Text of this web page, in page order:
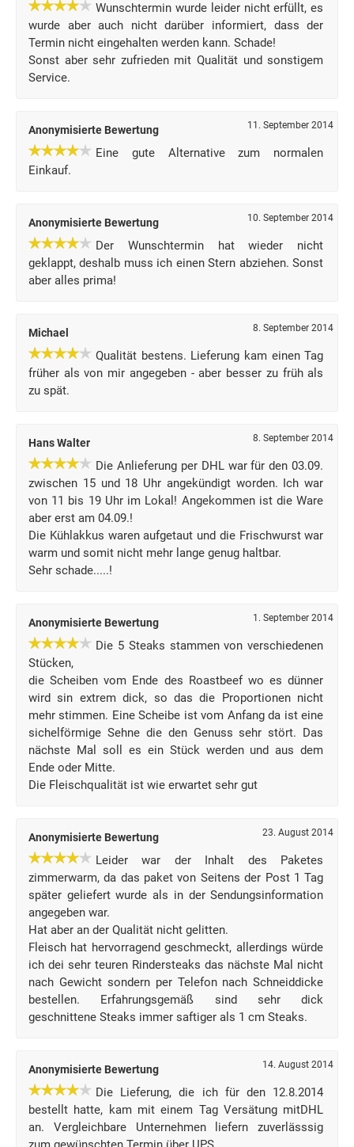
Wunschtermin wurde leider nicht erfüllt, es
wurde aber auch nicht darüber informiert, dass der
Termin nicht eingehalten werden kann. Schade!
Sonst aber sehr zufrieden mit Qualität und sonstigem
Service.
Anonymisierte Bewertung 11. September 2014
Eine gute Alternative zum normalen
Einkauf.
Anonymisierte Bewertung 10. September 2014
Der Wunschtermin hat wieder nicht
geklappt, deshalb muss ich einen Stern abziehen. Sonst
aber alles prima!
Michael 8. September 2014
Qualität bestens. Lieferung kam einen Tag
früher als von mir angegeben - aber besser zu früh als
zu spät.
Hans Walter 8. September 2014
Die Anlieferung per DHL war für den 03.09.
zwischen 15 und 18 Uhr angekündigt worden. Ich war
von 11 bis 19 Uhr im Lokal! Angekommen ist die Ware
aber erst am 04.09.!
Die Kühlakkus waren aufgetaut und die Frischwurst war
warm und somit nicht mehr lange genug haltbar.
Sehr schade.....!
Anonymisierte Bewertung 1. September 2014
Die 5 Steaks stammen von verschiedenen
Stücken,
die Scheiben vom Ende des Roastbeef wo es dünner
wird sin extrem dick, so das die Proportionen nicht
mehr stimmen. Eine Scheibe ist vom Anfang da ist eine
sichelförmige Sehne die den Genuss sehr stört. Das
nächste Mal soll es ein Stück werden und aus dem
Ende oder Mitte.
Die Fleischqualität ist wie erwartet sehr gut
Anonymisierte Bewertung 23. August 2014
Leider war der Inhalt des Paketes
zimmerwarm, da das paket von Seitens der Post 1 Tag
später geliefert wurde als in der Sendungsinformation
angegeben war.
Hat aber an der Qualität nicht gelitten.
Fleisch hat hervorragend geschmeckt, allerdings würde
ich dei sehr teuren Rindersteaks das nächste Mal nicht
nach Gewicht sondern per Telefon nach Schneiddicke
bestellen. Erfahrungsgemäß sind sehr dick
geschnittene Steaks immer saftiger als 1 cm Steaks.
Anonymisierte Bewertung 14. August 2014
Die Lieferung, die ich für den 12.8.2014
bestellt hatte, kam mit einem Tag Versätung mitDHL
an. Vergleichbare Unternehmen liefern zuverlässsig